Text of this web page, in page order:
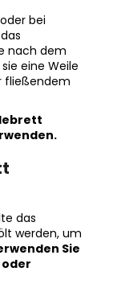
bei
nach dem
eine Weile
fließendem
das
werden, um
Sie